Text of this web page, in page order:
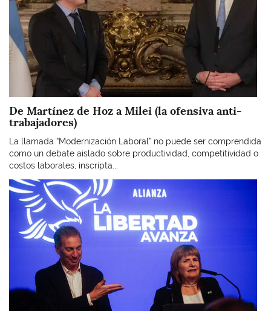
De Martínez de Hoz a Milei (la ofensiva anti-
trabajadores)
La llamada “Modernización Laboral” no puede ser comprendida
como un debate aislado sobre productividad, competitividad o
costos laborales, inscripta...
Imagen